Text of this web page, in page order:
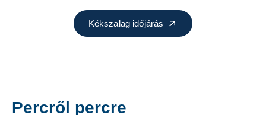
Kékszalag időjárás
Percről percre